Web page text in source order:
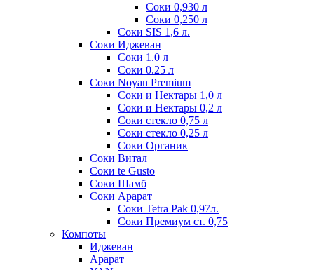
Соки 0,930 л
Соки 0,250 л
Соки SIS 1,6 л.
Соки Иджеван
Соки 1.0 л
Соки 0.25 л
Соки Noyan Premium
Соки и Нектары 1,0 л
Соки и Нектары 0,2 л
Соки стекло 0,75 л
Соки стекло 0,25 л
Соки Органик
Соки Витал
Соки te Gusto
Соки Шамб
Соки Арарат
Соки Tetra Pak 0,97л.
Соки Премиум ст. 0,75
Компоты
Иджеван
Арарат